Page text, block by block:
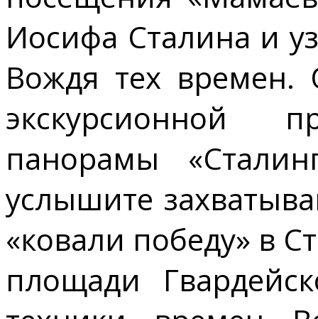
Иосифа Сталина и
Вождя тех времен.
экскурсионной
панорамы
услышите
«ковали победу» в
площади